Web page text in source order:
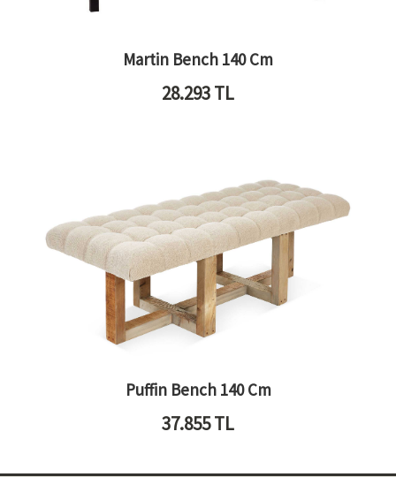
Martin Bench 140 Cm
28.293TL
Puffin Bench 140 Cm
37.855TL